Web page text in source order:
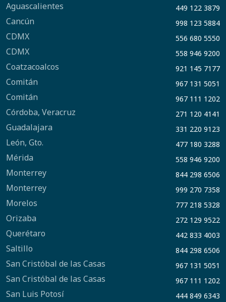
Aguascalientes
449 122 3879
Cancún 998 123 5884
CDMX 556 680 5550
CDMX 558 946 9200
Coatzacoalcos 921 145 7177
Comitán 967 131 5051
Comitán 967 111 1202
Córdoba, Veracruz 271 120 4141
Guadalajara 331 220 9123
León, Gto. 477 180 3288
Mérida 558 946 9200
Monterrey 844 298 6506
Monterrey 999 270 7358
Morelos 777 218 5328
Orizaba 272 129 9522
Querétaro 442 833 4003
Saltillo 844 298 6506
San Cristóbal de las Casas 967 131 5051
San Cristóbal de las Casas 967 111 1202
San Luis Potosí 444 849 6343